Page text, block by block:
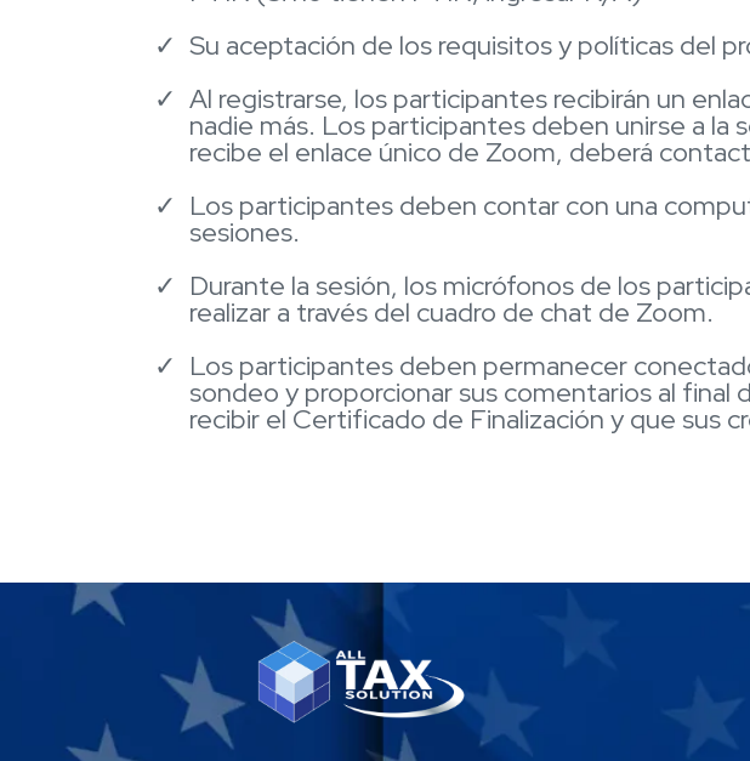
Su aceptación de los requisitos y políticas del
Al registrarse, los participantes recibirán un
nadie más. Los participantes deben unirse a
recibe el enlace único de Zoom, deberá
Los participantes deben contar con una
sesiones.
Durante la sesión, los micrófonos de los
realizar a través del cuadro de chat de Zoom.
Los participantes deben permanecer
sondeo y proporcionar sus comentarios al final
recibir el Certificado de Finalización y que sus